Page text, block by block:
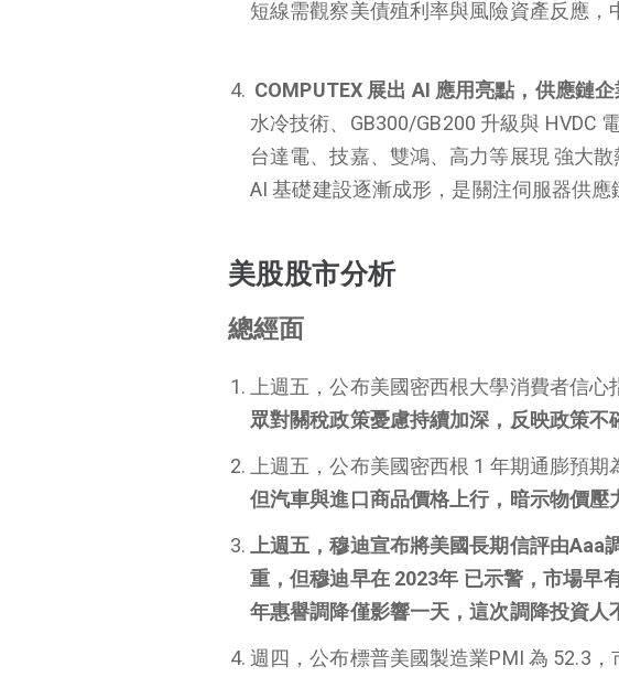
短線需觀察美債殖利率與風險資產反應，
COMPUTEX 展出 AI 應用亮點，供應鏈企
水冷技術、GB300/GB200 升級與 HVDC
台達電、技嘉、雙鴻、高力等展現 強大
AI 基礎建設逐漸成形，是關注伺服器供應
美股股市分析
總經面
上週五，公布美國密西根大學消費者信
眾對關稅政策憂慮持續加深，反映政策不
上週五，公布美國密西根 1 年期通膨預期
但汽車與進口商品價格上行，暗示物價壓
上週五，穆迪宣布將美國長期信評由
重，但穆迪早在 2023年 已示警，市場早
年惠譽調降僅影響一天，這次調降投資人
週四，公布標普美國製造業PMI 為 52.3